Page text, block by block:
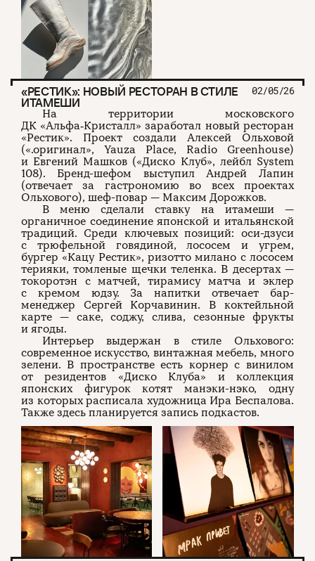
«РЕСТИК»: НОВЫЙ РЕСТОРАН В СТИЛЕ
ИТАМЕШИ
02/05/26
На территории московского
ДК «Альфа‑Кристалл» заработал новый ресторан
«Рестик». Проект создали Алексей Ольховой
(«.оригинал», Yauza Place, Radio Greenhouse)
и Евгений Машков («Диско Клуб», лейбл System
108). Бренд-шефом выступил Андрей Лапин
(отвечает за гастрономию во всех проектах
Ольхового), шеф-повар — Максим Дорожков.
В меню сделали ставку на итамеши —
органичное соединение японской и итальянской
традиций. Среди ключевых позиций: оси-дзуси
с трюфельной говядиной, лососем и угрем,
бургер «Кацу Рестик», ризотто милано с лососем
терияки, томленые щечки теленка. В десертах —
токоротэн с матчей, тирамису матча и эклер
с кремом юдзу. За напитки отвечает бар-
менеджер Сергей Корчавинин. В коктейльной
карте — саке, соджу, слива, сезонные фрукты
и ягоды.
Интерьер выдержан в стиле Ольхового:
современное искусство, винтажная мебель, много
зелени. В пространстве есть корнер с винилом
от резидентов «Диско Клуба» и коллекция
японских фигурок котят манэки-нэко, одну
из которых расписала художница Ира Беспалова.
Также здесь планируется запись подкастов.